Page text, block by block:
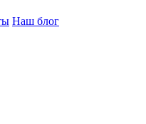
Наш блог